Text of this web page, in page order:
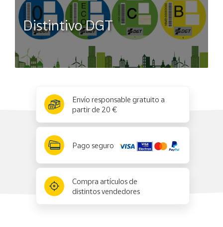
Distintivo DGT
Envío responsable gratuito a
partir de 20 €
Pago seguro
Compra artículos de
distintos vendedores